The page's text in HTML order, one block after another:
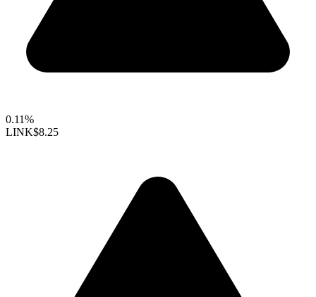
0.11%
LINK$8.25